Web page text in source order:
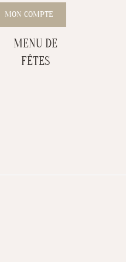
MON COMPTE
MENU DE
FÊTES